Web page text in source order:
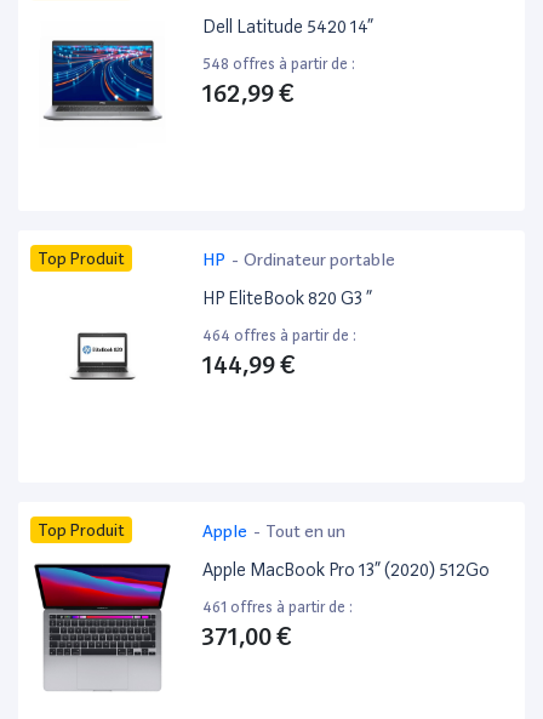
Dell Latitude 5420 14”
548 offres à partir de :
162,99 €
Top Produit HP - Ordinateur portable
HP EliteBook 820 G3 ”
464 offres à partir de :
144,99 €
Top Produit Apple - Tout en un
Apple MacBook Pro 13” (2020) 512Go
461 offres à partir de :
371,00 €